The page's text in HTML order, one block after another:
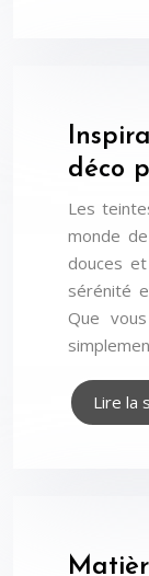
déco
Les
monde
douces
sérénité
Que
Lire la